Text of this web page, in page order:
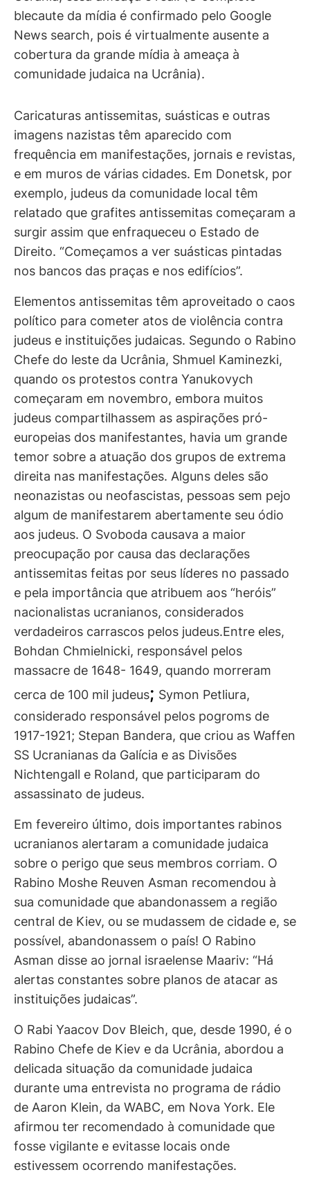
blecaute da mídia é confirmado pelo Google
News search, pois é virtualmente ausente a
cobertura da grande mídia à ameaça à
comunidade judaica na Ucrânia).
Caricaturas antissemitas, suásticas e outras
imagens nazistas têm aparecido com
frequência em manifestações, jornais e revistas,
e em muros de várias cidades. Em Donetsk, por
exemplo, judeus da comunidade local têm
relatado que grafites antissemitas começaram a
surgir assim que enfraqueceu o Estado de
Direito. “Começamos a ver suásticas pintadas
nos bancos das praças e nos edifícios”.
Elementos antissemitas têm aproveitado o caos
político para cometer atos de violência contra
judeus e instituições judaicas. Segundo o Rabino
Chefe do leste da Ucrânia, Shmuel Kaminezki,
quando os protestos contra Yanukovych
começaram em novembro, embora muitos
judeus compartilhassem as aspirações pró-
europeias dos manifestantes, havia um grande
temor sobre a atuação dos grupos de extrema
direita nas manifestações. Alguns deles são
neonazistas ou neofascistas, pessoas sem pejo
algum de manifestarem abertamente seu ódio
aos judeus. O Svoboda causava a maior
preocupação por causa das declarações
antissemitas feitas por seus líderes no passado
e pela importância que atribuem aos “heróis”
nacionalistas ucranianos, considerados
verdadeiros carrascos pelos judeus.Entre eles,
Bohdan Chmielnicki, responsável pelos
massacre de 1648- 1649, quando morreram
cerca de 100 mil judeus; Symon Petliura,
considerado responsável pelos pogroms de
1917-1921; Stepan Bandera, que criou as Waffen
SS Ucranianas da Galícia e as Divisões
Nichtengall e Roland, que participaram do
assassinato de judeus.
Em fevereiro último, dois importantes rabinos
ucranianos alertaram a comunidade judaica
sobre o perigo que seus membros corriam. O
Rabino Moshe Reuven Asman recomendou à
sua comunidade que abandonassem a região
central de Kiev, ou se mudassem de cidade e, se
possível, abandonassem o país! O Rabino
Asman disse ao jornal israelense Maariv: “Há
alertas constantes sobre planos de atacar as
instituições judaicas”.
O Rabi Yaacov Dov Bleich, que, desde 1990, é o
Rabino Chefe de Kiev e da Ucrânia, abordou a
delicada situação da comunidade judaica
durante uma entrevista no programa de rádio
de Aaron Klein, da WABC, em Nova York. Ele
afirmou ter recomendado à comunidade que
fosse vigilante e evitasse locais onde
estivessem ocorrendo manifestações.